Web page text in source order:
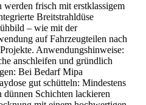
werden frisch mit erstklassigem
Breitstrahldüse
– wie mit der
auf Fahrzeugteilen nach
Anwendungshinweise:
anschleifen und gründlich
Bei Bedarf Mipa
gut schütteln: Mindestens
Schichten lackieren